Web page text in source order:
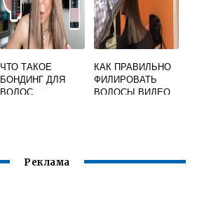
ЧТО ТАКОЕ
БОНДИНГ ДЛЯ
ВОЛОС
КАК ПРАВИЛЬНО
ФИЛИРОВАТЬ
ВОЛОСЫ ВИДЕО
Реклама